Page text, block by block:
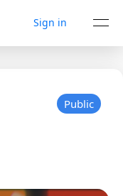
Sign in
Public